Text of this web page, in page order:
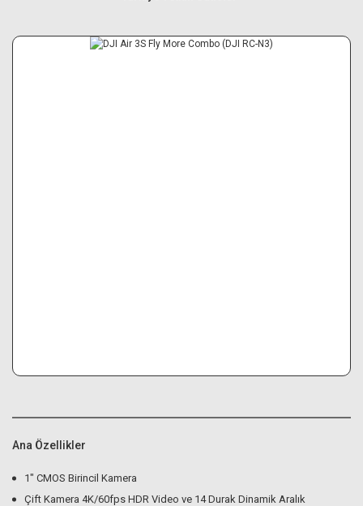
Ana Özellikler
1″ CMOS Birincil Kamera
Çift Kamera 4K/60fps HDR Video ve 14 Durak Dinamik Aralık